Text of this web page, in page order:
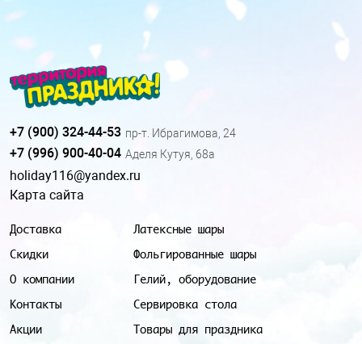
Доставка
Скидки
О компании
Контакты
Акции
Латексные шары
Фольгированные шары
Гелий, оборудование
Сервировка стола
Товары для праздника
+7 (900) 324-44-53 пр-т. Ибрагимова, 24
+7 (996) 900-40-04 Аделя Кутуя, 68а
holiday116@yandex.ru
Карта сайта